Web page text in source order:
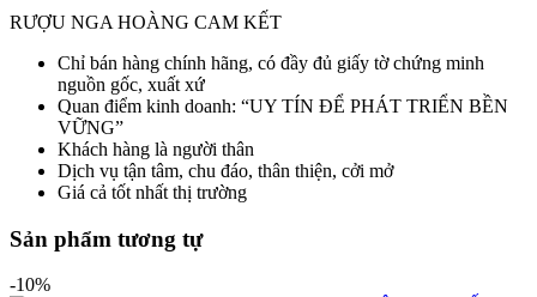
RƯỢU NGA HOÀNG CAM KẾT
Chỉ bán hàng chính hãng, có đầy đủ giấy tờ chứng minh
nguồn gốc, xuất xứ
Quan điểm kinh doanh: “UY TÍN ĐỂ PHÁT TRIỂN BỀN
VỮNG”
Khách hàng là người thân
Dịch vụ tận tâm, chu đáo, thân thiện, cởi mở
Giá cả tốt nhất thị trường
Sản phẩm tương tự
-10%